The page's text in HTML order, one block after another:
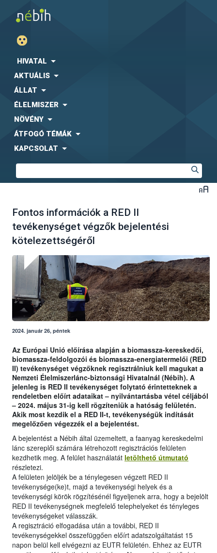
HIVATAL
AKTUÁLIS
ÁLLAT
ÉLELMISZER
NÖVÉNY
ÁTFOGÓ TÉMÁK
KAPCSOLAT
Fontos információk a RED II
tevékenységet végzők bejelentési
kötelezettségéről
2024. január 26, péntek
Az Európai Unió előírása alapján a biomassza-kereskedői,
biomassza-feldolgozói és biomassza-energiatermelői (RED
II) tevékenységet végzőknek regisztrálniuk kell magukat a
Nemzeti Élelmiszerlánc-biztonsági Hivatalnál (Nébih). A
jelenleg is RED II tevékenységet folytató érintetteknek a
rendeletben előírt adataikat – nyilvántartásba vétel céljából
– 2024. május 31-ig kell rögzíteniük a hatóság felületén.
Akik most kezdik el a RED II-t, tevékenységük indítását
megelőzően végezzék el a bejelentést.
A bejelentést a Nébih által üzemeltett, a faanyag kereskedelmi
lánc szereplői számára létrehozott regisztrációs felületen
kezdhetik meg. A felület használatát letölthető útmutató
részletezi.
A felületen jelöljék be a ténylegesen végzett RED II
tevékenysége(ke)t, majd a tevékenységi helyek és a
tevékenységi körök rögzítésénél figyeljenek arra, hogy a bejelölt
RED II tevékenységnek megfelelő telephelyeket és tényleges
tevékenységeket válasszák.
A regisztráció elfogadása után a további, RED II
tevékenységekkel összefüggően előírt adatszolgáltatást 15
napon belül kell elvégezni az EUTR felületén. Ehhez az EUTR